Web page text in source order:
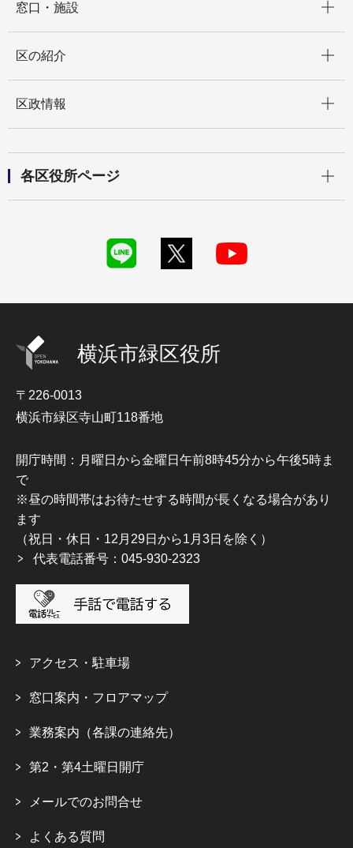
窓口・施設
区の紹介
区政情報
各区役所ページ
横浜市緑区役所
〒226-0013
横浜市緑区寺山町118番地
開庁時間：月曜日から金曜日午前8時45分から午後5時ま
で
※昼の時間帯はお待たせする時間が長くなる場合があり
ます
（祝日・休日・12月29日から1月3日を除く）
代表電話番号：045-930-2323
アクセス・駐車場
窓口案内・フロアマップ
業務案内（各課の連絡先）
第2・第4土曜日開庁
メールでのお問合せ
よくある質問